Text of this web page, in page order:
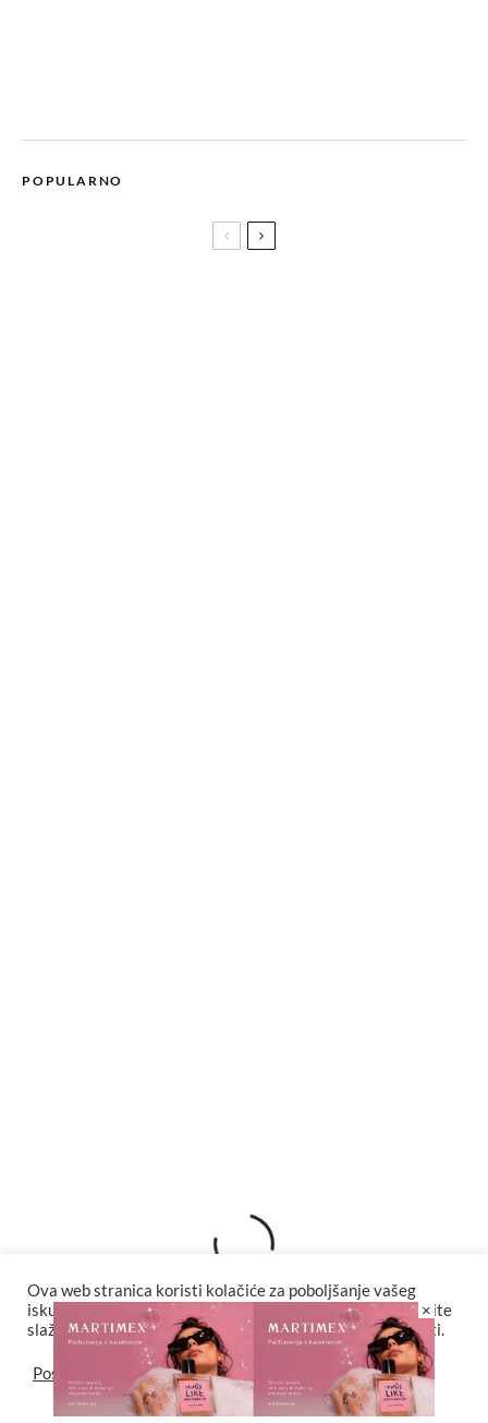
POPULARNO
#YouareFaBuLous
Fashion.Beauty.Love is a lifestyle magazine. It's a mix of beauty,
Ova web stranica koristi kolačiće za poboljšanje vašeg
iskustva. Za potpunu funkcionalnost web stranice odaberite
slažem se sa postavkama kolačića i politikama privatnosti.
Postavke Slažem se
×